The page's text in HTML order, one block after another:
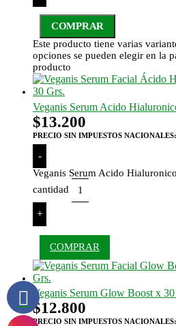
COMPRAR
Este producto tiene varias
opciones se pueden elegir en la
producto
Veganis Serum Acido
$13.200
PRECIO SIN IMPUESTOS NACIONALES:
-
Veganis Serum Acido
cantidad
+
COMPRAR
Veganis Serum Glow Boost x
$12.800
PRECIO SIN IMPUESTOS NACIONALES: